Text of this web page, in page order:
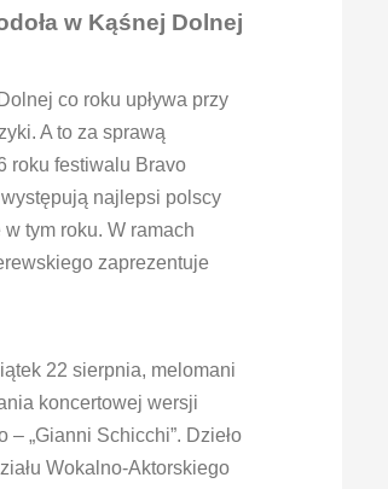
w Kąśnej Dolnej
co roku upływa przy
A to za sprawą
roku festiwalu Bravo
najlepsi polscy
tym roku. W ramach
zaprezentuje
22 sierpnia, melomani
koncertowej wersji
„Gianni Schicchi”. Dzieło
Wokalno-Aktorskiego